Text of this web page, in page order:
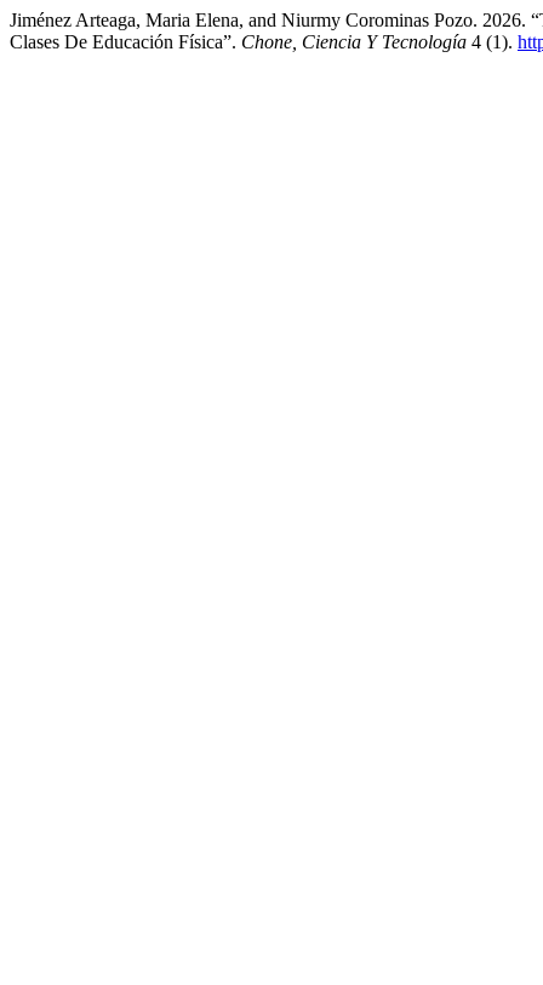
Jiménez Arteaga, Maria Elena, and Niurmy Corominas Pozo. 2026.
Clases De Educación Física”. Chone, Ciencia Y Tecnología 4 (1).